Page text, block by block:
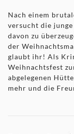
Nach einem
versucht die
davon zu
der
glaubt ihr! Als
Weihnachtsfest
abgelegenen
mehr und die